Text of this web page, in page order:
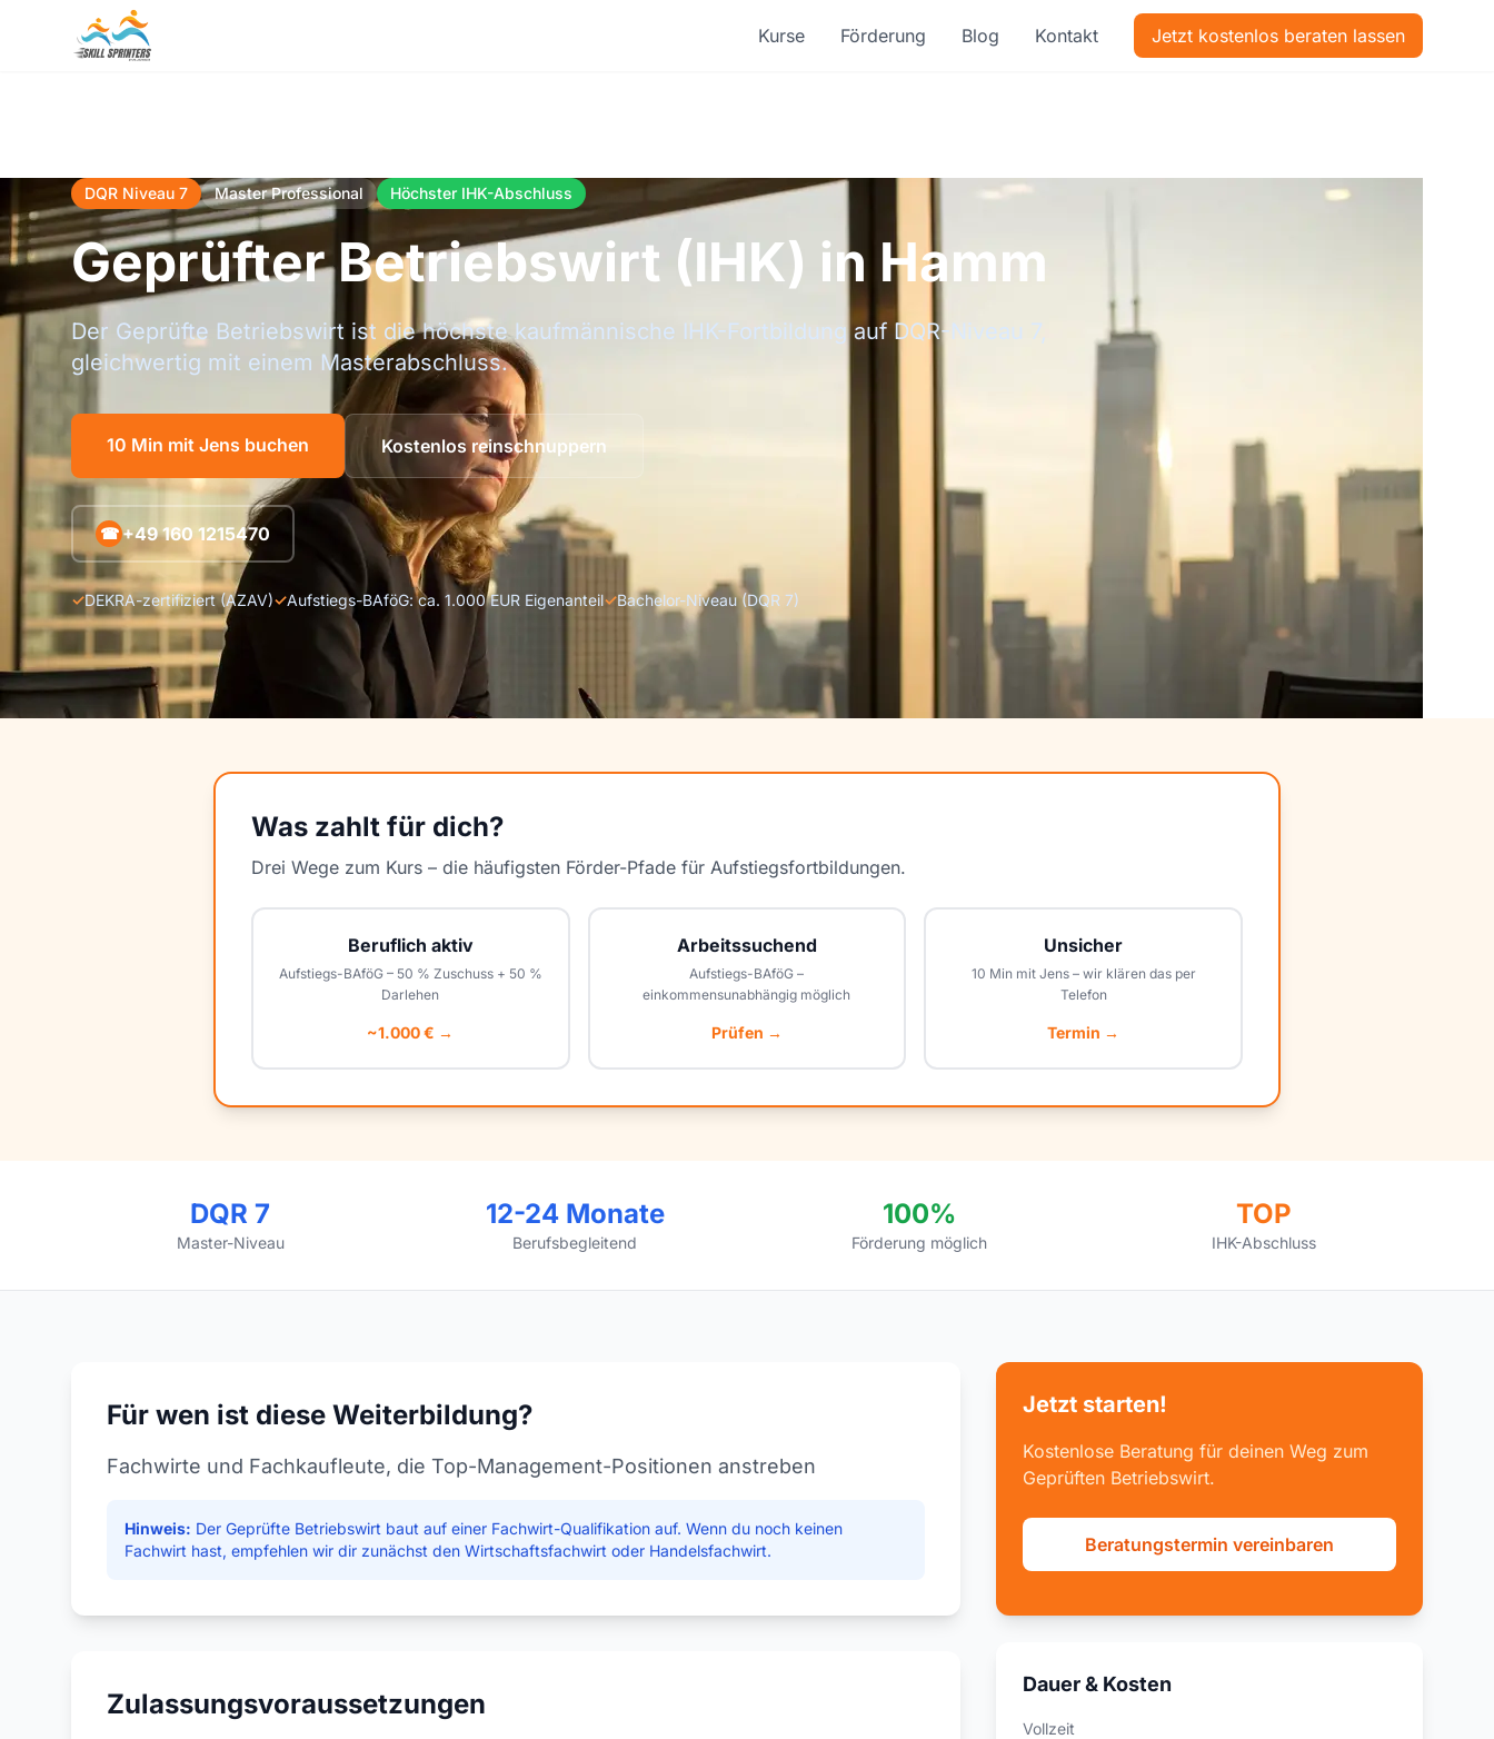
Kurse Förderung Blog Kontakt Jetzt kostenlos beraten lassen
DQR Niveau 7 Master Professional Höchster IHK-Abschluss
Geprüfter Betriebswirt (IHK) in Hamm
Der Geprüfte Betriebswirt ist die höchste kaufmännische IHK-Fortbildung auf DQR-Niveau 7,
gleichwertig mit einem Masterabschluss.
10 Min mit Jens buchen Kostenlos reinschnuppern
☎ +49 160 1215470
✓DEKRA-zertifiziert (AZAV)✓Aufstiegs-BAföG: ca. 1.000 EUR Eigenanteil✓Bachelor-Niveau (DQR 7)
Was zahlt für dich?
Drei Wege zum Kurs – die häufigsten Förder-Pfade für Aufstiegsfortbildungen.
Beruflich aktiv
Aufstiegs-BAföG – 50 % Zuschuss + 50 %
Darlehen
~1.000 € →
Arbeitssuchend
Aufstiegs-BAföG –
einkommensunabhängig möglich
Prüfen →
Unsicher
10 Min mit Jens – wir klären das per
Telefon
Termin →
DQR 7
Master-Niveau
12-24 Monate
Berufsbegleitend
100%
Förderung möglich
TOP
IHK-Abschluss
Für wen ist diese Weiterbildung?
Fachwirte und Fachkaufleute, die Top-Management-Positionen anstreben
Hinweis: Der Geprüfte Betriebswirt baut auf einer Fachwirt-Qualifikation auf. Wenn du noch keinen
Fachwirt hast, empfehlen wir dir zunächst den Wirtschaftsfachwirt oder Handelsfachwirt.
Zulassungsvoraussetzungen
Jetzt starten!
Kostenlose Beratung für deinen Weg zum
Geprüften Betriebswirt.
Beratungstermin vereinbaren
Dauer & Kosten
Vollzeit